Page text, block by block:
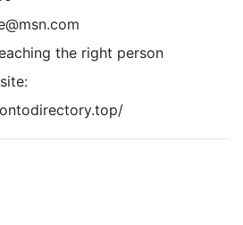
the right person